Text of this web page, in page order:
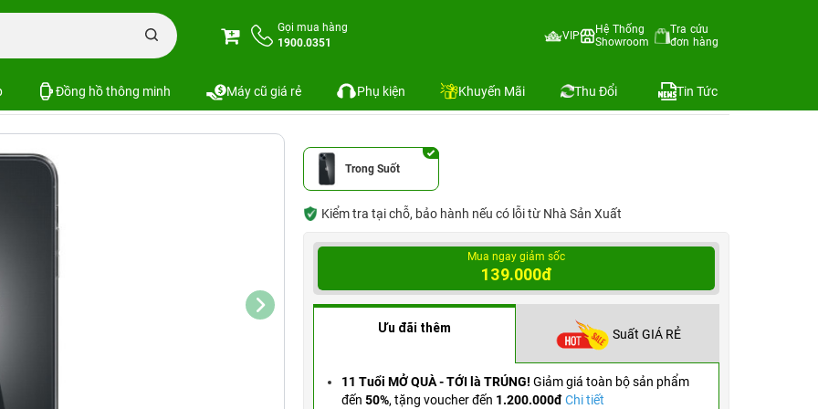
Gọi mua hàng
1900.0351
VIP
Hệ Thống
Showroom
Tra cứu
đơn hàng
Đồng hồ thông minh Máy cũ giá rẻ Phụ kiện Khuyến Mãi Thu Đổi Tin Tức
Ốp lưng iPhone 14 Spigen Airskin Hybrid Crystal Clear
Crystal Clear
Trong Suốt
Kiểm tra tại chỗ, bảo hành nếu có lỗi từ Nhà Sản Xuất
Mua ngay giảm sốc
139.000đ
Ưu đãi thêm Suất GIÁ RẺ
11 Tuổi MỞ QUÀ - TỚI là TRÚNG! Giảm giá toàn bộ sản phẩm
đến 50%, tặng voucher đến 1.200.000đ Chi tiết